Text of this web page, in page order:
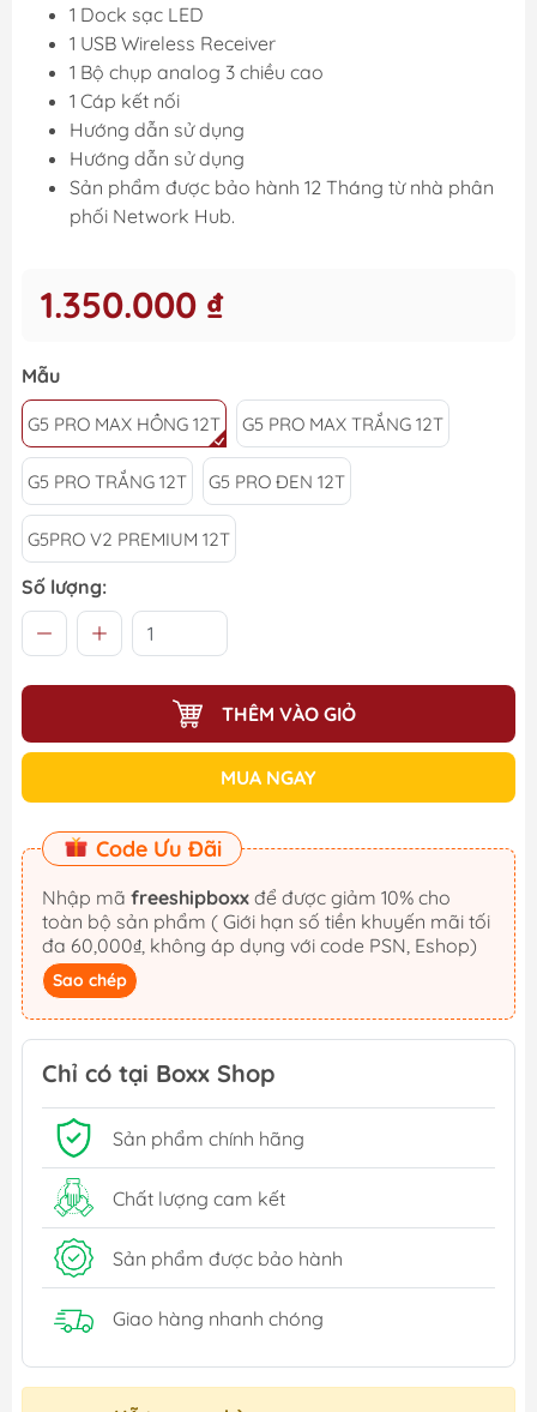
1 Dock sạc LED
1 USB Wireless Receiver
1 Bộ chụp analog 3 chiều cao
1 Cáp kết nối
Hướng dẫn sử dụng
Hướng dẫn sử dụng
Sản phẩm được bảo hành 12 Tháng từ nhà phân
phối Network Hub.
1.350.000 ₫
Mẫu
G5 PRO MAX HỒNG 12T G5 PRO MAX TRẮNG 12T
G5 PRO TRẮNG 12T G5 PRO ĐEN 12T
G5PRO V2 PREMIUM 12T
Số lượng:
THÊM VÀO GIỎ
MUA NGAY
Code Ưu Đãi
Nhập mã freeshipboxx
toàn bộ sản phẩm ( Giới hạn số tiền khuyến mãi tối
đa 60,000₫, không áp dụng với code PSN, Eshop)
Sao chép
Chỉ có tại Boxx Shop
Sản phẩm chính hãng
Chất lượng cam kết
Sản phẩm được bảo hành
Giao hàng nhanh chóng